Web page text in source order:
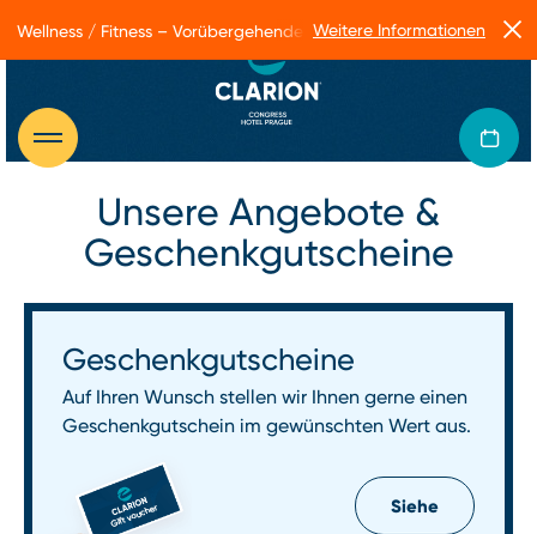
Unsere Angebote &
Geschenkgutscheine
Geschenkgutscheine
Auf Ihren Wunsch stellen wir Ihnen gerne einen
Geschenkgutschein im gewünschten Wert aus.
Siehe
Wellness / Fitness – Vorübergehende Betriebseinschränkungen
Weitere Informationen